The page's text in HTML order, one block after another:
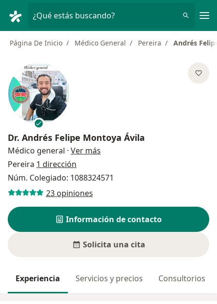
¿Qué estás buscando?
Página De Inicio Médico General Pereira Andrés
Dr. Andrés Felipe Montoya Ávila
Médico general · Ver más
Pereira 1 dirección
Núm. Colegiado: 1088324571
23 opiniones
Información de contacto
Solicita una cita
Experiencia Servicios y precios Consultorios